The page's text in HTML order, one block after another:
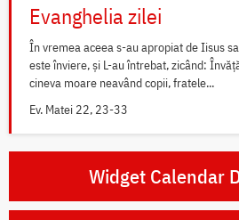
Evanghelia zilei
În vremea aceea s-au apropiat de Iisus
este înviere, și L-au întrebat, zicând:
cineva moare neavând copii, fratele...
Ev. Matei 22, 23-33
Widget Calendar